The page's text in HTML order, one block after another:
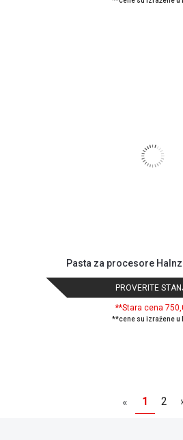
Pasta za procesore
PROVERITE
**Stara cena
**cene su izražene u
« 1 2